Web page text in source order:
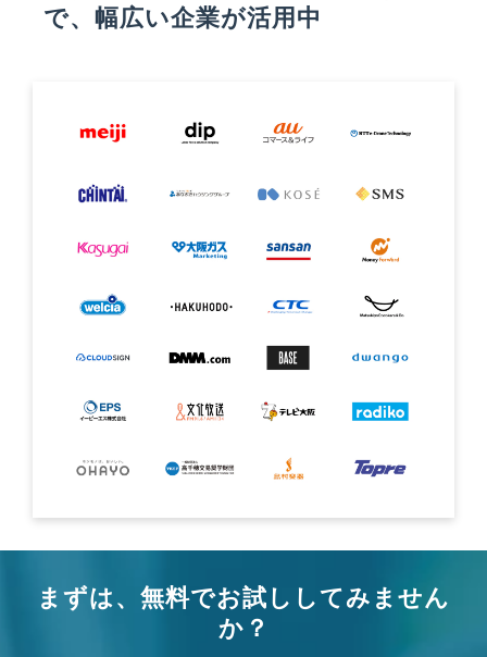
で、幅広い企業が活用中
まずは、無料でお試ししてみません
か？